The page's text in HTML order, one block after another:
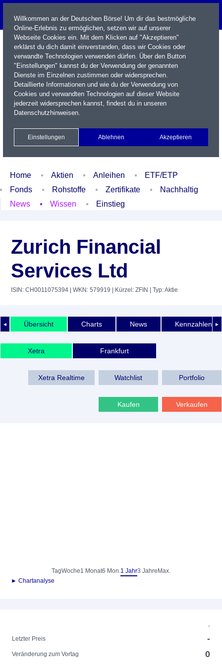
Name / WKN / ISIN / Kürzel
Xetra Realtime
Watchlist Portfolio Login
Home Aktien Anleihen
ETF/ETP
Fonds
Rohstoffe Zertifikate
Nachhaltig
News
Wissen Einstieg
Zurich Financial
Services Ltd
ISIN: CH0011075394 | WKN: 579919 | Kürzel: ZFIN | Typ: Aktie
◄ ►
Übersicht Charts News Kennzahlen
Xetra Frankfurt
Xetra Realtime Watchlist Portfolio
Kaufen Verkaufen
TagWoche1 Monat6 Mon.1 Jahr3 Jahre Max.
► Chartanalyse
-
Letzter Preis
-
Veränderung zum Vortag 0
Willkommen an der Deutschen Börse! Um dir das bestmögliche
Online-Erlebnis zu ermöglichen, setzen wir auf unserer
Webseite Cookies ein. Mit dem Klicken auf "Akzeptieren"
erklärst du dich damit einverstanden, dass wir Cookies oder
verwandte Technologien verwenden dürfen. Über den Button
"Einstellungen" kannst du der Verwendung der genannten
Dienste im Einzelnen zustimmen oder widersprechen.
Detaillierte Informationen und wie du der Verwendung von
Cookies und verwandten Technologien auf dieser Website
jederzeit widersprechen kannst, findest du in unseren
Datenschutzhinweisen.
Einstellungen Ablehnen Akzeptieren